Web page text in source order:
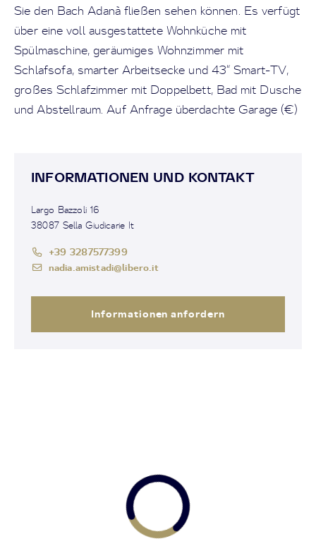
Sie den Bach Adanà fließen sehen können. Es verfügt
über eine voll ausgestattete Wohnküche mit
Spülmaschine, geräumiges Wohnzimmer mit
Schlafsofa, smarter Arbeitsecke und 43“ Smart-TV,
großes Schlafzimmer mit Doppelbett, Bad mit Dusche
und Abstellraum. Auf Anfrage überdachte Garage (€)
INFORMATIONEN UND KONTAKT
Largo Bazzoli 16
38087 Sella Giudicarie It
+39 3287577399
nadia.amistadi@libero.it
Informationen anfordern